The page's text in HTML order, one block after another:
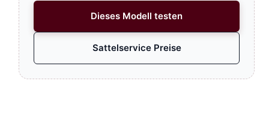
Dieses Modell testen
Sattelservice Preise